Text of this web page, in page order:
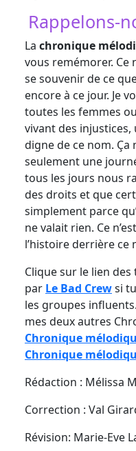
Rappelons-
La chronique
vous remémorer. Ce
se souvenir de ce
encore à ce jour. Je
toutes les femmes
vivant des
digne de ce nom.
seulement une
tous les jours nous
des droits et que
simplement parce
ne valait rien. Ce
l’histoire derrière
Clique sur le lien des
par Le Bad Crewsi
les groupes
mes deux autres
Chronique
Chronique
Rédaction : Mélissa
Correction : Val
Révision: Marie-Eve